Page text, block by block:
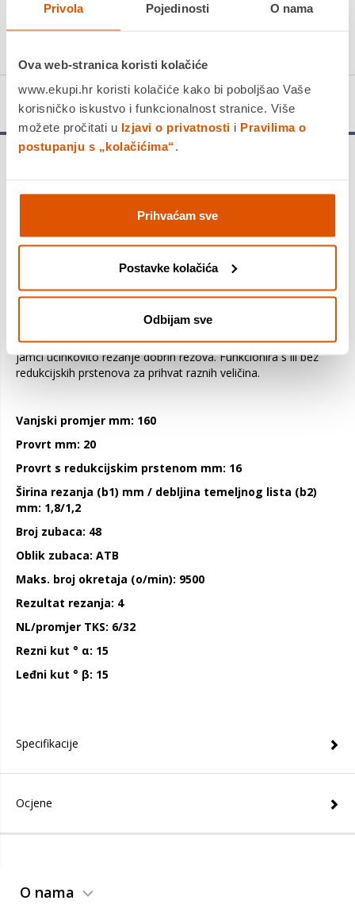
Privola Pojedinosti O nama
Ova web-stranica koristi kolačiće
www.ekupi.hr koristi kolačiće kako bi poboljšao Vaše
korisničko iskustvo i funkcionalnost stranice. Više
možete pročitati u Izjavi o privatnosti i Pravilima o
postupanju s „kolačićima“.
Prihvaćam sve
Postavke kolačića
Odbijam sve
Detalji proizvoda
visokokvalitetni precizno izbrušeni zubi omogućuju rezanje
čistih rezova, dok temeljni list izrađen od dimenzijski stabilnog
ekspanzijski utori smanjuju vibracije oštrice tijekom upotrebe,
čime se snižava razina buke i smanjuje razvoj topline. Koristite
ovaj list pile za sve vrste drva i drvenih materijala. Kompatibilan
je s ručnim pilama. Ovisno o broju zuba mogu se dobivati
ATB geometrijom zuba (naizmjenični nagibi na vrhu): s velikim
brojem zuba list reže čiste rezove, dok s malim brojem zubi
jamči učinkovito rezanje dobrih rezova. Funkcionira s ili bez
redukcijskih prstenova za prihvat raznih veličina.
Vanjski promjer mm: 160
Provrt mm: 20
Provrt s redukcijskim prstenom mm: 16
Širina rezanja (b1) mm / debljina temeljnog lista (b2)
mm: 1,8/1,2
Broj zubaca: 48
Oblik zubaca: ATB
Maks. broj okretaja (o/min): 9500
Rezultat rezanja: 4
NL/promjer TKS: 6/32
Rezni kut ° α: 15
Leđni kut ° β: 15
Specifikacije
Ocjene
O nama